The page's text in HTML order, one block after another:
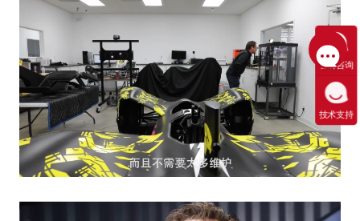
售前咨询
技术支持